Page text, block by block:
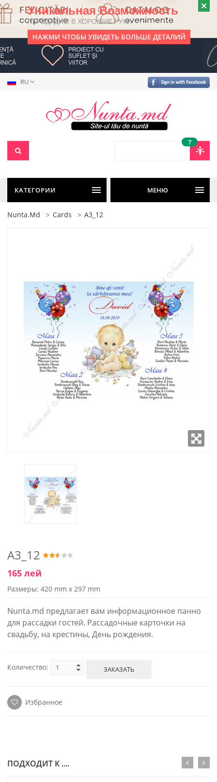
Уникальная Возможность
ПЕРЕДАДИМ В ХОРОШИЕ РУКИ
НАЖМИ ЧТОБЫ УВИДЕТЬ БОЛЬШЕ ДЕТАЛИЙ
RU
?
КАТЕГОРИИ МЕНЮ
Nunta.md Cards A3_12
A3_12
165 лей
Размеры: 420 mm x 297 mm
Nunta.md предлагает вам информационное панно
для рассадки гостей. Рассадочные карточки на
свадьбу, на крестины, День рождения.
Количество: ЗАКАЗАТЬ
Избранное
ПОДХОДИТ К ....